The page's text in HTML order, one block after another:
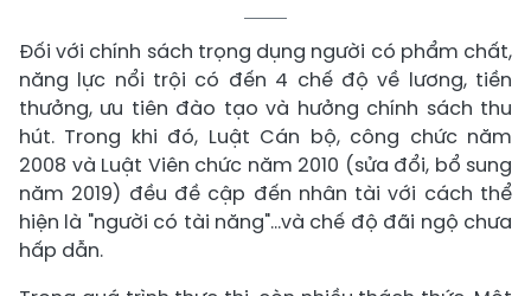
Đối với chính sách trọng dụng người có phẩm chất,
năng lực nổi trội có đến 4 chế độ về lương, tiền
thưởng, ưu tiên đào tạo và hưởng chính sách thu
hút. Trong khi đó, Luật Cán bộ, công chức năm
2008 và Luật Viên chức năm 2010 (sửa đổi, bổ sung
năm 2019) đều đề cập đến nhân tài với cách thể
hiện là "người có tài năng"…và chế độ đãi ngộ chưa
hấp dẫn.